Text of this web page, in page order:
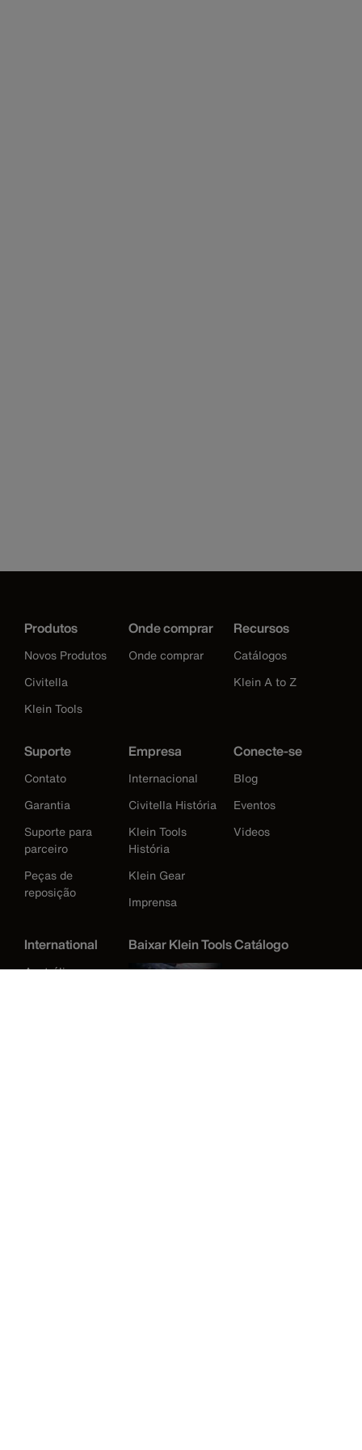
Produtos
Novos Produtos
Civitella
Klein Tools
Onde comprar
Onde comprar
Recursos
Catálogos
Klein A to Z
Suporte
Contato
Garantia
Suporte para
parceiro
Peças de
reposição
Empresa
Internacional
Civitella História
Klein Tools
História
Klein Gear
Imprensa
Conecte-se
Blog
Eventos
Videos
International
Austrália
Baixar Klein Tools Catálogo